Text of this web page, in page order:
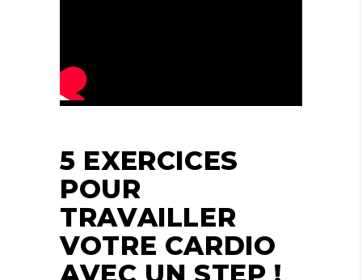
5 EXERCICES
POUR
TRAVAILLER
VOTRE CARDIO
AVEC UN STEP !